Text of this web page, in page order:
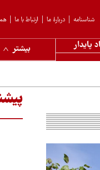
ارتباط با ما دربارهٔ ما شناسنامه
پایدار
بیشتر